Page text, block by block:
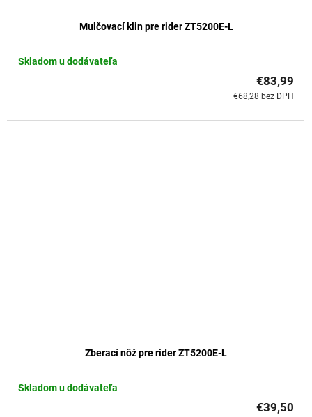
Mulčovací klin pre rider ZT5200E-L
Skladom u dodávateľa
€68,28 bez DPH
€83,99
Zberací nôž pre rider ZT5200E-L
Skladom u dodávateľa
€39,50